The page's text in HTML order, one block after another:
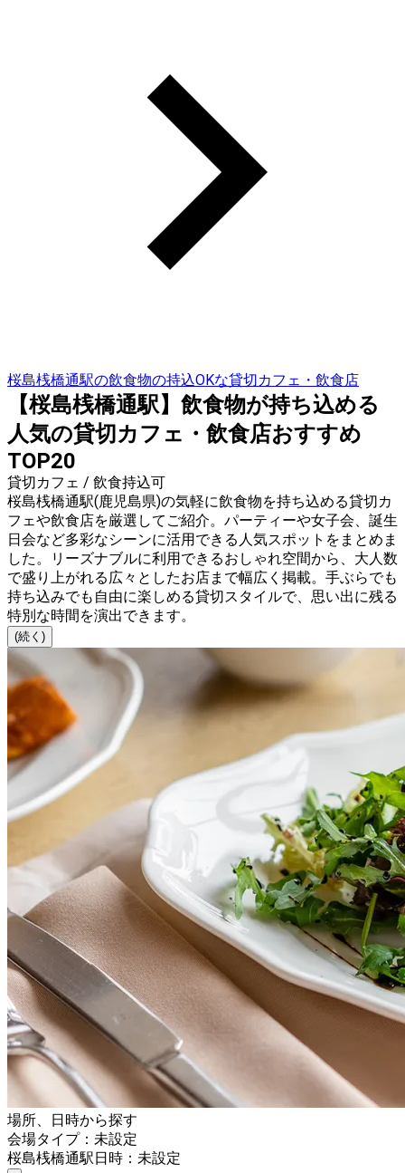
桜島桟橋通駅の飲食物の持込OKな貸切カフェ・飲食店
【桜島桟橋通駅】飲食物が持ち込める
人気の貸切カフェ・飲食店おすすめ
TOP20
貸切カフェ / 飲食持込可
桜島桟橋通駅(鹿児島県)の気軽に飲食物を持ち込める貸切カ
フェや飲食店を厳選してご紹介。パーティーや女子会、誕生
日会など多彩なシーンに活用できる人気スポットをまとめま
した。リーズナブルに利用できるおしゃれ空間から、大人数
で盛り上がれる広々としたお店まで幅広く掲載。手ぶらでも
持ち込みでも自由に楽しめる貸切スタイルで、思い出に残る
特別な時間を演出できます。
(続く)
場所、日時から探す
会場タイプ：未設定
桜島桟橋通駅日時：未設定